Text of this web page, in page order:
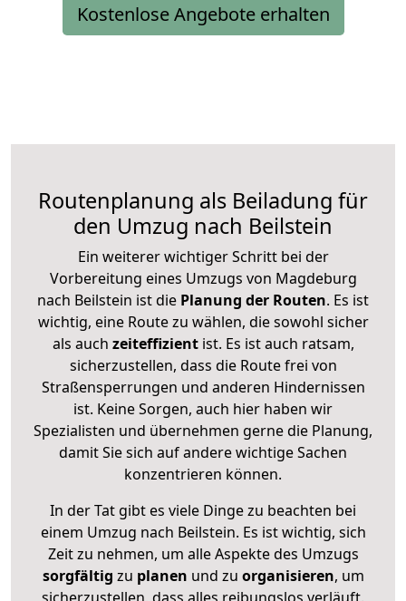
Kostenlose Angebote erhalten
Routenplanung als Beiladung für
den Umzug nach Beilstein
Ein weiterer wichtiger Schritt bei der
Vorbereitung eines Umzugs von Magdeburg
nach Beilstein ist die Planung der Routen. Es ist
wichtig, eine Route zu wählen, die sowohl sicher
als auch zeiteffizientist. Es ist auch ratsam,
sicherzustellen, dass die Route frei von
Straßensperrungen und anderen Hindernissen
ist. Keine Sorgen, auch hier haben wir
Spezialisten und übernehmen gerne die Planung,
damit Sie sich auf andere wichtige Sachen
konzentrieren können.
In der Tat gibt es viele Dinge zu beachten bei
einem Umzug nach Beilstein. Es ist wichtig, sich
Zeit zu nehmen, um alle Aspekte des Umzugs
sorgfältig zu planen und zu organisieren, um